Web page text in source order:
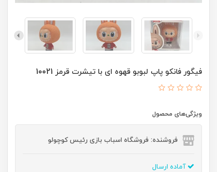
فیگور فانکو پاپ لبوبو قهوه ای با تیشرت قرمز 10021
ویژگی‌های محصول
فروشنده: فروشگاه اسباب بازی رئیس کوچولو
آماده ارسال